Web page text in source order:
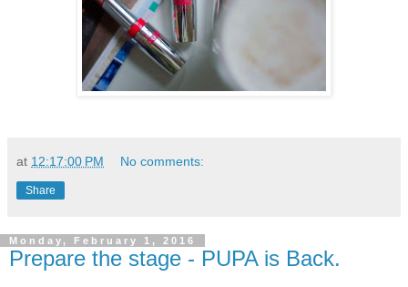
at 12:17:00 PM No comments:
Share
Monday, February 1, 2016
Prepare the stage - PUPA is Back.